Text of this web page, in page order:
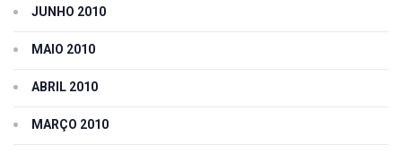
JUNHO 2010
MAIO 2010
ABRIL 2010
MARÇO 2010